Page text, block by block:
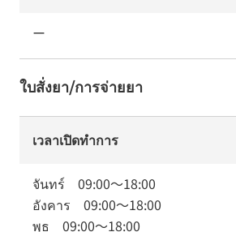
ー
ใบสั่งยา/การจ่ายยา
เวลาเปิดทำการ
จันทร์ 09:00～18:00
อังคาร 09:00～18:00
พุธ 09:00～18:00